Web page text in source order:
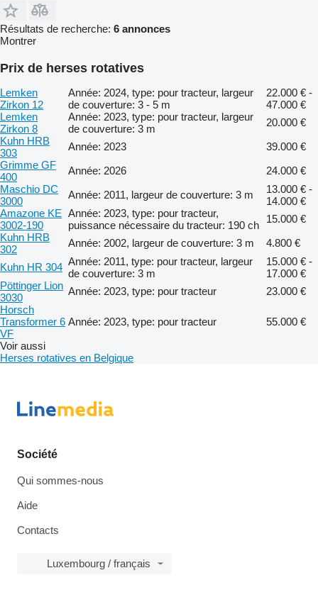
Résultats de recherche: 6 annonces
Montrer
Prix de herses rotatives
Lemken
Zirkon 12
Année: 2024, type: pour tracteur, largeur
de couverture: 3 - 5 m
22.000 € -
47.000 €
Lemken
Zirkon 8
Année: 2023, type: pour tracteur, largeur
de couverture: 3 m
20.000 €
Kuhn HRB
303
Année: 2023
39.000 €
Grimme GF
400
Année: 2026
24.000 €
Maschio DC
3000
Année: 2011, largeur de couverture: 3 m
13.000 € -
14.000 €
Amazone KE
3002-190
Année: 2023, type: pour tracteur,
puissance nécessaire du tracteur: 190 ch
15.000 €
Kuhn HRB
302
Année: 2002, largeur de couverture: 3 m
4.800 €
Kuhn HR 304 Année: 2011, type: pour tracteur, largeur
de couverture: 3 m
15.000 € -
17.000 €
Pöttinger Lion
3030
Année: 2023, type: pour tracteur
23.000 €
Horsch
Transformer 6
VF
Année: 2023, type: pour tracteur
55.000 €
Voir aussi
Herses rotatives en Belgique
Société
Qui sommes-nous
Aide
Contacts
Luxembourg / français